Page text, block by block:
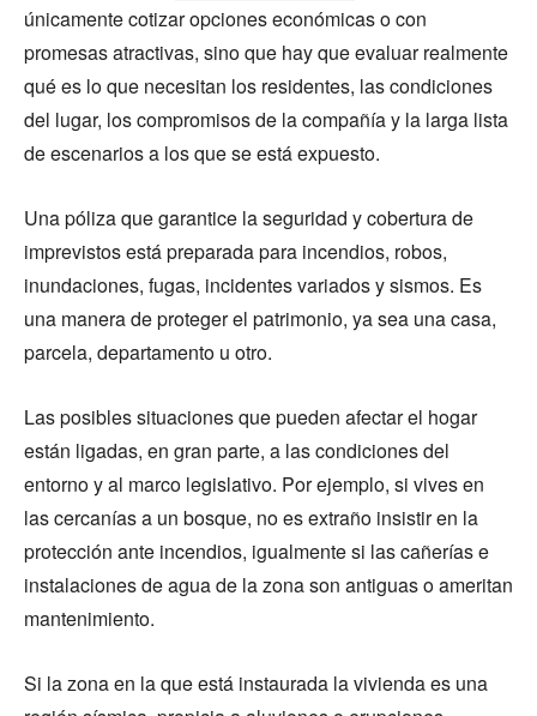
únicamente cotizar opciones económicas o con
promesas atractivas, sino que hay que evaluar realmente
qué es lo que necesitan los residentes, las condiciones
del lugar, los compromisos de la compañía y la larga lista
de escenarios a los que se está expuesto.
Una póliza que garantice la seguridad y cobertura de
imprevistos está preparada para incendios, robos,
inundaciones, fugas, incidentes variados y sismos. Es
una manera de proteger el patrimonio, ya sea una casa,
parcela, departamento u otro.
Las posibles situaciones que pueden afectar el hogar
están ligadas, en gran parte, a las condiciones del
entorno y al marco legislativo. Por ejemplo, si vives en
las cercanías a un bosque, no es extraño insistir en la
protección ante incendios, igualmente si las cañerías e
instalaciones de agua de la zona son antiguas o ameritan
mantenimiento.
Si la zona en la que está instaurada la vivienda es una